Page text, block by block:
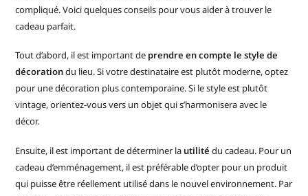
compliqué. Voici quelques conseils pour vous aider à trouver le
cadeau parfait.
Tout d’abord, il est important de prendre en compte le style de
décorationdu lieu. Si votre destinataire est plutôt moderne, optez
pour une décoration plus contemporaine. Si le style est plutôt
vintage, orientez-vous vers un objet qui s’harmonisera avec le
décor.
Ensuite, il est important de déterminer la utilité du cadeau. Pour un
cadeau d’emménagement, il est préférable d’opter pour un produit
qui puisse être réellement utilisé dans le nouvel environnement. Par